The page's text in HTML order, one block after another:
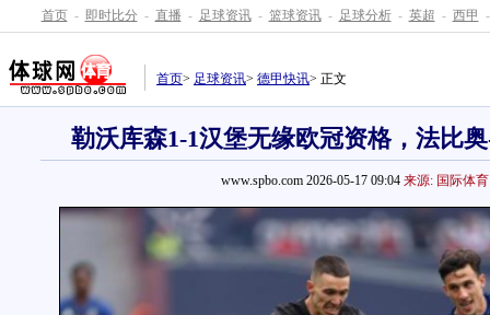
首页 - 即时比分 - 直播 - 足球资讯 - 篮球资讯 - 足球分析 - 英超 - 西甲 -
首页> 足球资讯> 德甲快讯> 正文
勒沃库森1-1汉堡无缘欧冠资格，法比
www.spbo.com 2026-05-17 09:04 来源: 国际体育